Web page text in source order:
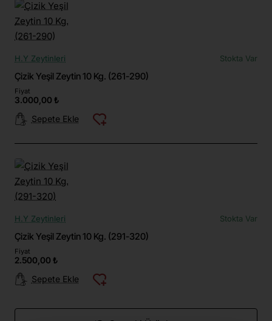
H.Y Zeytinleri Stokta Var
Çizik Yeşil Zeytin 10 Kg. (261-290)
Fiyat
3.000,00 ₺
Sepete Ekle
H.Y Zeytinleri Stokta Var
Çizik Yeşil Zeytin 10 Kg. (291-320)
Fiyat
2.500,00 ₺
Sepete Ekle